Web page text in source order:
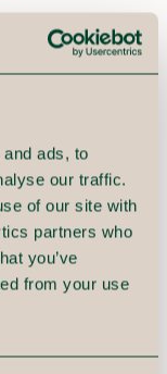
ads, to
our traffic.
of our site with
partners who
you’ve
from your use
AI-
data uden